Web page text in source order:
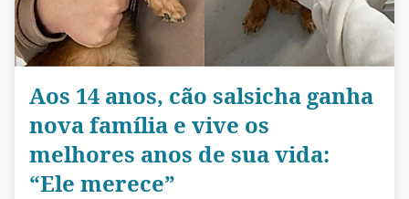
Aos 14 anos, cão salsicha ganha
nova família e vive os
melhores anos de sua vida:
“Ele merece”